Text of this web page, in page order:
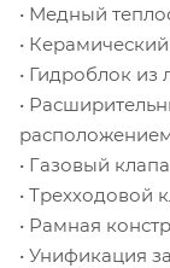
• Медный
•
• Гидроблок из
•
• Газовый
• Трехходовой
• Рамная
• Унификация